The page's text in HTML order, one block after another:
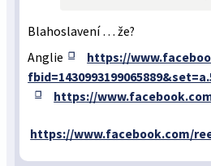
Blahoslavení … že?
Anglie
https://
https://
https://www.facebook.com/